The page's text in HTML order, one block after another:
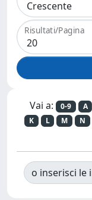
Risultati/Pagina
Vai a: 0-9 A
K
L M N
o inserisci le